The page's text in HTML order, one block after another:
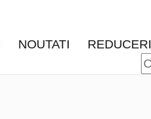
NOUTATI REDUCERI